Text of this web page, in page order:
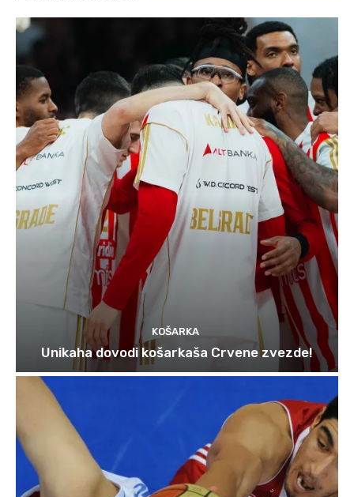
KOŠARKA
Unikaha dovodi košarkaša Crvene zvezde!